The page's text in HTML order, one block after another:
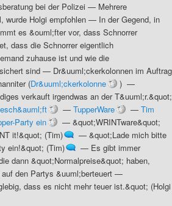
bei der Polizei — Mehrere
wurde Holgi empfohlen — In der Gegend, in
es &ouml;fter vor, dass Schnorrer
dass die Schnorrer eigentlich
zuhause ist und wie die
sind — Dr&uuml;ckerkolonnen im Auftrag
(Dr&uuml;ckerkolonne
) —
verkauft irgendwas an der T&uuml;r.&quot;
— TupperWare — Tim
Party ein
— &quot;WRINTware&quot;
it!&quot; (Tim) — &quot;Lade mich bitte
ein!&quot; (Tim)
— Es gibt immer
dann &quot;Normalpreise&quot; haben,
den Partys &uuml;berteuert —
dass es nicht mehr teuer ist.&quot; (Holgi